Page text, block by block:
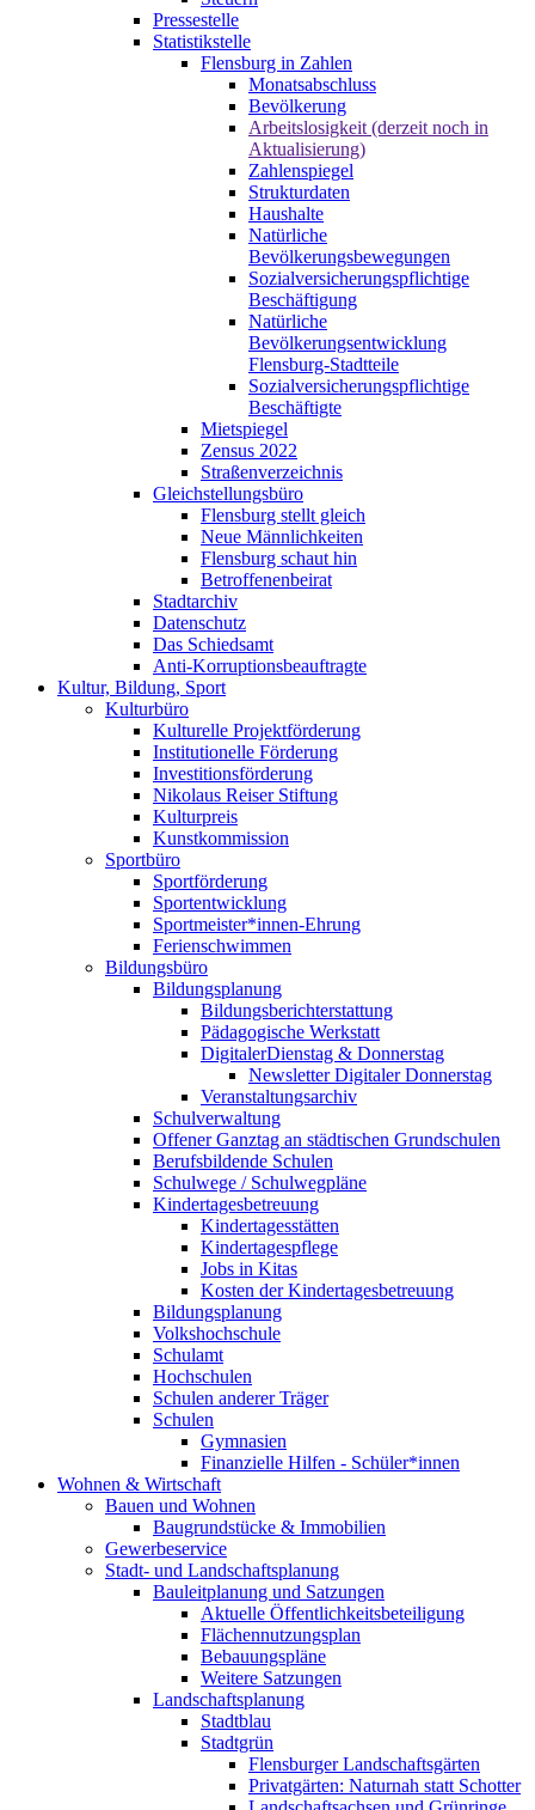
Pressestelle
Statistikstelle
Flensburg in Zahlen
Monatsabschluss
Bevölkerung
Arbeitslosigkeit (derzeit noch in
Aktualisierung)
Zahlenspiegel
Strukturdaten
Haushalte
Natürliche
Bevölkerungsbewegungen
Sozialversicherungspflichtige
Beschäftigung
Natürliche
Bevölkerungsentwicklung
Flensburg-Stadtteile
Sozialversicherungspflichtige
Beschäftigte
Mietspiegel
Zensus 2022
Straßenverzeichnis
Gleichstellungsbüro
Flensburg stellt gleich
Neue Männlichkeiten
Flensburg schaut hin
Betroffenenbeirat
Stadtarchiv
Datenschutz
Das Schiedsamt
Anti-Korruptionsbeauftragte
Kultur, Bildung, Sport
Kulturbüro
Kulturelle Projektförderung
Institutionelle Förderung
Investitionsförderung
Nikolaus Reiser Stiftung
Kulturpreis
Kunstkommission
Sportbüro
Sportförderung
Sportentwicklung
Sportmeister*innen-Ehrung
Ferienschwimmen
Bildungsbüro
Bildungsplanung
Bildungsberichterstattung
Pädagogische Werkstatt
DigitalerDienstag & Donnerstag
Newsletter Digitaler Donnerstag
Veranstaltungsarchiv
Schulverwaltung
Offener Ganztag an städtischen Grundschulen
Berufsbildende Schulen
Schulwege / Schulwegpläne
Kindertagesbetreuung
Kindertagesstätten
Kindertagespflege
Jobs in Kitas
Kosten der Kindertagesbetreuung
Bildungsplanung
Volkshochschule
Schulamt
Hochschulen
Schulen anderer Träger
Schulen
Gymnasien
Finanzielle Hilfen - Schüler*innen
Wohnen & Wirtschaft
Bauen und Wohnen
Baugrundstücke & Immobilien
Gewerbeservice
Stadt- und Landschaftsplanung
Bauleitplanung und Satzungen
Aktuelle Öffentlichkeitsbeteiligung
Flächennutzungsplan
Bebauungspläne
Weitere Satzungen
Landschaftsplanung
Stadtblau
Stadtgrün
Flensburger Landschaftsgärten
Privatgärten: Naturnah statt Schotter